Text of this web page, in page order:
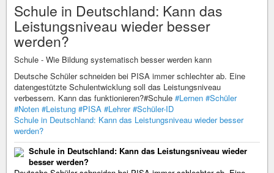
Schule in Deutschland: Kann das
Leistungsniveau wieder besser
werden?
Schule - Wie Bildung systematisch besser werden kann
Deutsche Schüler schneiden bei PISA immer schlechter ab. Eine
datengestützte Schulentwicklung soll das Leistungsniveau
verbessern. Kann das funktionieren?#Schule #Lernen #Schüler
#Noten #Leistung #PISA #Lehrer #Schüler-ID
Schule in Deutschland: Kann das Leistungsniveau wieder besser
werden?
Schule in Deutschland: Kann das Leistungsniveau wieder
besser werden?